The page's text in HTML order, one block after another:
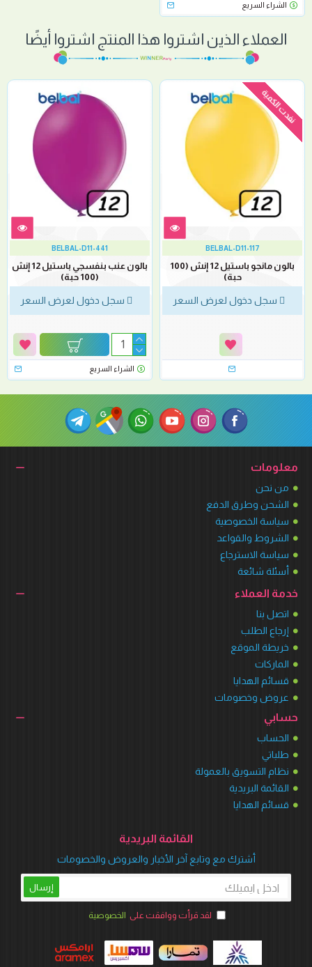
الشراء السريع
العملاء الذين اشتروا هذا المنتج اشتروا أيضًا
نفدت الكمية
BELBAL-D11-117
بالون مانجو باستيل 12 إنش (100
حبة)
سجل دخول لعرض السعر
BELBAL-D11-441
بالون عنب بنفسجي باستيل 12 إنش
(100 حبة)
سجل دخول لعرض السعر
الشراء السريع
معلومات
من نحن
الشحن وطرق الدفع
سياسة الخصوصية
الشروط والقواعد
سياسة الاسترجاع
أسئلة شائعة
خدمة العملاء
اتصل بنا
إرجاع الطلب
خريطة الموقع
الماركات
قسائم الهدايا
عروض وخصومات
حسابي
الحساب
طلباتي
نظام التسويق بالعمولة
القائمة البريدية
قسائم الهدايا
القائمة البريدية
أشترك مع وتابع آخر الأخبار والعروض والخصومات
إرسال
لقد قرأت ووافقت على الخصوصية